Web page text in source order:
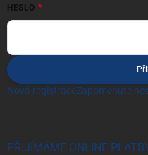
HESLO
Nová registraceZapomenuté
PŘIJÍMÁME ONLINE